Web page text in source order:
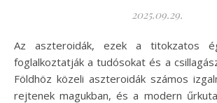
2025.09.29.
Az aszteroidák, ezek a titokzatos égitestek, régóta
foglalkoztatják a tudósokat és a
Földhöz közeli aszteroidák számos
rejtenek magukban, és a modern